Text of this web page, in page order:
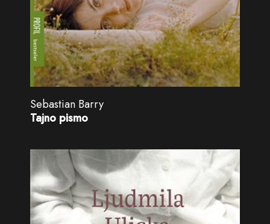
Sebastian Barry
Tajno pismo